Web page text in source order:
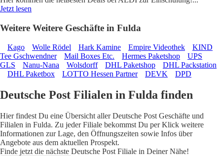
Jetzt lesen
Weitere Weitere Geschäfte in Fulda
Kago Wolle Rödel Hark Kamine Empire Videothek
KIND
Tee Gschwendner
Mail Boxes Etc. Hermes Paketshop
UPS
GLS
Nanu-Nana Wolsdorff DHL Paketshop
DHL Packstation
DHL Paketbox
LOTTO Hessen Partner DEVK DPD
Deutsche Post Filialen in Fulda finden
Hier findest Du eine Übersicht aller Deutsche Post Geschäfte und
Filialen in Fulda. Zu jeder Filiale bekommst Du per Klick weitere
Informationen zur Lage, den Öffnungszeiten sowie Infos über
Angebote aus dem aktuellen Prospekt.
Finde jetzt die nächste Deutsche Post Filiale in Deiner Nähe!